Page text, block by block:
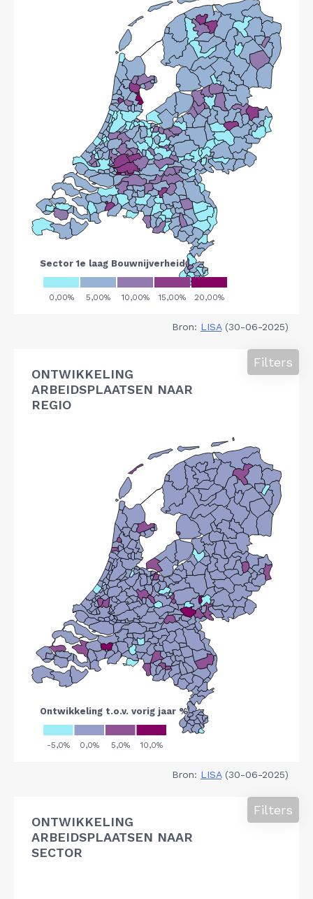
Bron: LISA(30-06-2025)
ONTWIKKELING
ARBEIDSPLAATSEN NAAR
REGIO
Filters
Bron: LISA(30-06-2025)
ONTWIKKELING
ARBEIDSPLAATSEN NAAR
SECTOR
Filters